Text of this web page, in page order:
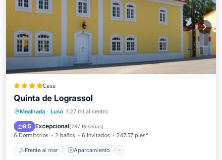
Casa
Quinta de Lograssol
Mealhada · Luso 1.27 mi al centro
9.5 Excepcional(287 Reseñas)
6 Dormitorios 2 baños 6 Invitados 247.57 pies²
Frente al mar Aparcamiento
Frente al mar Aparcamiento
Vista al mar